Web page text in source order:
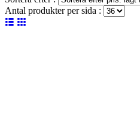
Antal produkter per sida :